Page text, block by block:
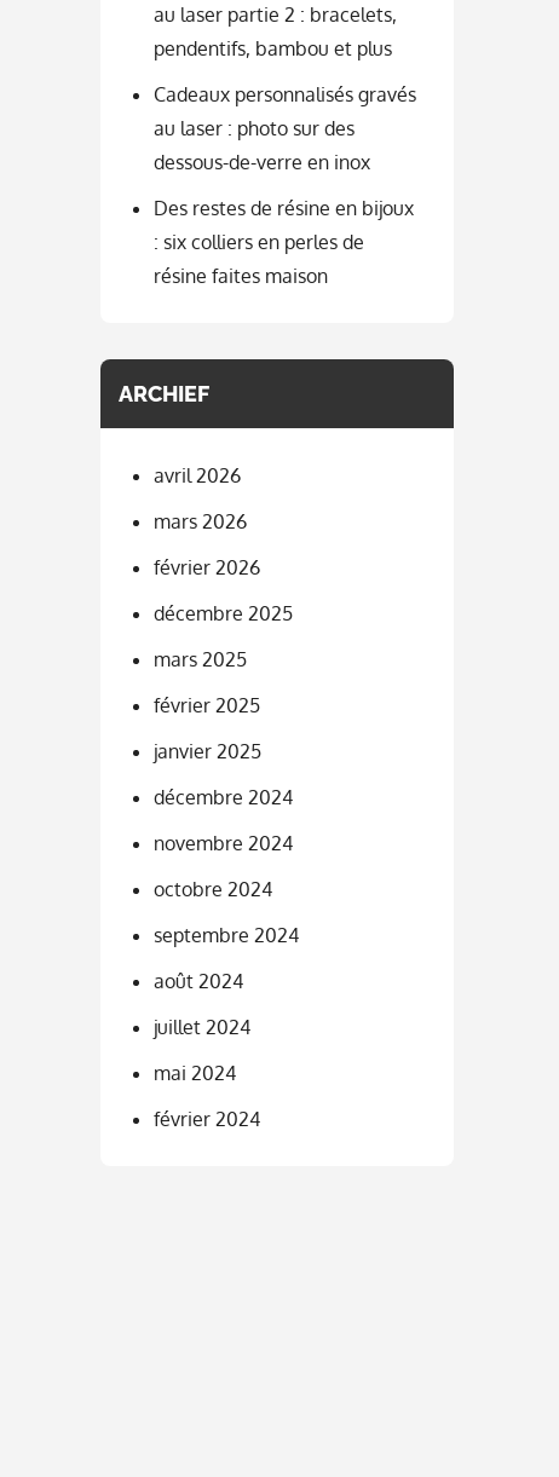
au laser partie 2 : bracelets,
pendentifs, bambou et plus
Cadeaux personnalisés gravés
au laser : photo sur des
dessous-de-verre en inox
Des restes de résine en bijoux
: six colliers en perles de
résine faites maison
ARCHIEF
avril 2026
mars 2026
février 2026
décembre 2025
mars 2025
février 2025
janvier 2025
décembre 2024
novembre 2024
octobre 2024
septembre 2024
août 2024
juillet 2024
mai 2024
février 2024